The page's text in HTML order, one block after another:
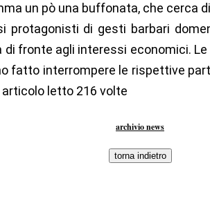
un pò una buffonata, che cerca
protagonisti di gesti barbari
fronte agli interessi economici. Le
fatto interrompere le rispettive
letto 216 volte
archivio news